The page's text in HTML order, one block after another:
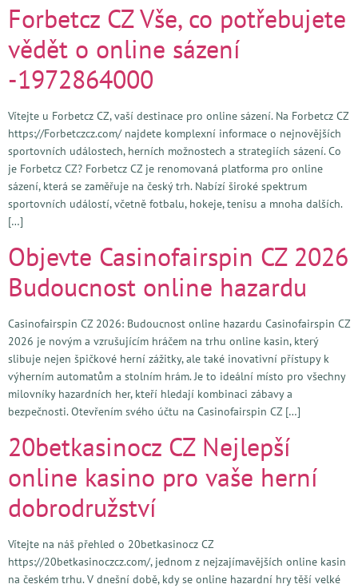
Forbetcz CZ Vše, co potřebujete
vědět o online sázení
-1972864000
Vítejte u Forbetcz CZ, vaší destinace pro online sázení. Na Forbetcz CZ
https://Forbetczcz.com/ najdete komplexní informace o nejnovějších
sportovních událostech, herních možnostech a strategiích sázení. Co
je Forbetcz CZ? Forbetcz CZ je renomovaná platforma pro online
sázení, která se zaměřuje na český trh. Nabízí široké spektrum
sportovních událostí, včetně fotbalu, hokeje, tenisu a mnoha dalších.
[…]
Objevte Casinofairspin CZ 2026
Budoucnost online hazardu
Casinofairspin CZ 2026: Budoucnost online hazardu Casinofairspin CZ
2026 je novým a vzrušujícím hráčem na trhu online kasin, který
slibuje nejen špičkové herní zážitky, ale také inovativní přístupy k
výherním automatům a stolním hrám. Je to ideální místo pro všechny
milovníky hazardních her, kteří hledají kombinaci zábavy a
bezpečnosti. Otevřením svého účtu na Casinofairspin CZ […]
20betkasinocz CZ Nejlepší
online kasino pro vaše herní
dobrodružství
Vítejte na náš přehled o 20betkasinocz CZ
https://20betkasinoczcz.com/, jednom z nejzajímavějších online kasin
na českém trhu. V dnešní době, kdy se online hazardní hry těší velké